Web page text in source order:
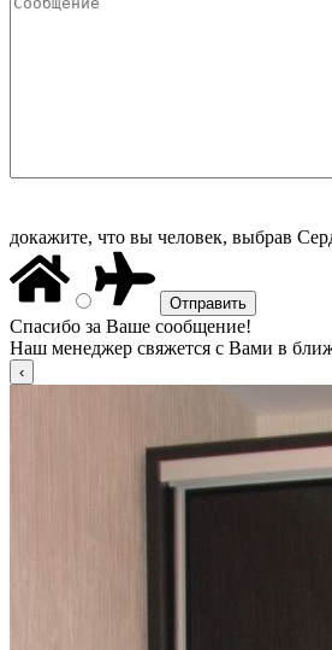
докажите, что вы человек, выбрав
Спасибо за Ваше сообщение!
Наш менеджер свяжется с Вами в